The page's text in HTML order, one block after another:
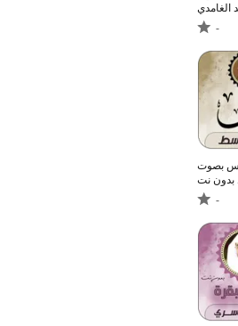
الغامدي
-
بصوت
بدون نت
-